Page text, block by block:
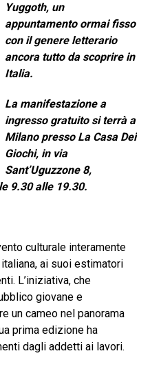
Yuggoth, un
appuntamento ormai fisso
con il genere letterario
ancora tutto da scoprire in
Italia.
La manifestazione a
ingresso gratuito si terrà a
Milano presso La Casa Dei
Giochi, in via
Sant’Uguzzone 8,
9.30 alle 19.30.
culturale interamente
ai suoi estimatori
L’iniziativa, che
giovane e
un cameo nel panorama
prima edizione ha
dagli addetti ai lavori.